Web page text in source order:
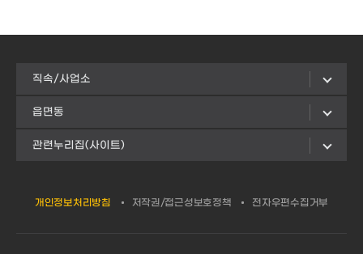
직속/사업소
읍면동
관련누리집(사이트)
개인정보처리방침 저작권/접근성보호정책 전자우편수집거부